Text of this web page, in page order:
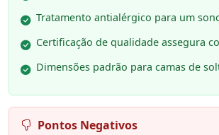
Tratamento antialérgico para um
Certificação de qualidade assegura
Dimensões padrão para camas de
Pontos Negativos